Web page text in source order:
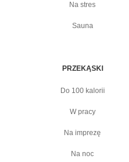
Na stres
Sauna
PRZEKĄSKI
Do 100 kalorii
W pracy
Na imprezę
Na noc